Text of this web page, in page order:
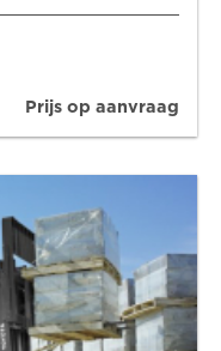
Prijs op aanvraag